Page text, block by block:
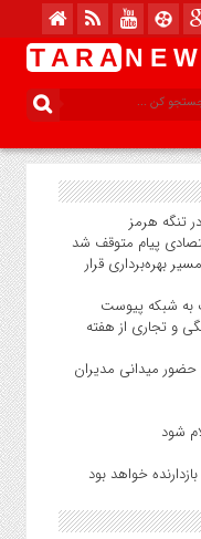
T A R A N E
تنگه هرمز
پیام متوقف شد
بهره‌برداری قرار
و تجاری از هفته
حضور میدانی مدیران
شود
خواهد بود